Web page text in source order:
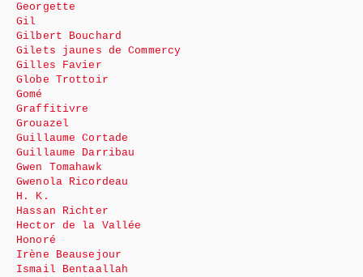
Georgette
Gil
Gilbert Bouchard
Gilets jaunes de Commercy
Gilles Favier
Globe Trottoir
Gomé
Graffitivre
Grouazel
Guillaume Cortade
Guillaume Darribau
Gwen Tomahawk
Gwenola Ricordeau
H. K.
Hassan Richter
Hector de la Vallée
Honoré
Irène Beausejour
Ismail Bentaallah